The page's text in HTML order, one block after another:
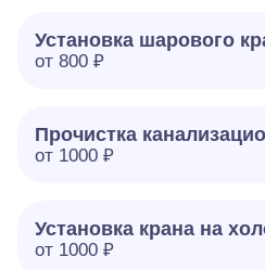
Установка шарового
от 800 ₽
Прочистка
от 1000 ₽
Установка крана на
от 1000 ₽